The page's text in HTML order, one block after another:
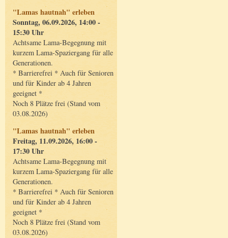
"Lamas hautnah" erleben
Sonntag, 06.09.2026, 14:00 -
15:30 Uhr
Achtsame Lama-Begegnung mit
kurzem Lama-Spaziergang für alle
Generationen.
* Barrierefrei * Auch für Senioren
und für Kinder ab 4 Jahren
geeignet *
Noch 8 Plätze frei (Stand vom
03.08.2026)
"Lamas hautnah" erleben
Freitag, 11.09.2026, 16:00 -
17:30 Uhr
Achtsame Lama-Begegnung mit
kurzem Lama-Spaziergang für alle
Generationen.
* Barrierefrei * Auch für Senioren
und für Kinder ab 4 Jahren
geeignet *
Noch 8 Plätze frei (Stand vom
03.08.2026)